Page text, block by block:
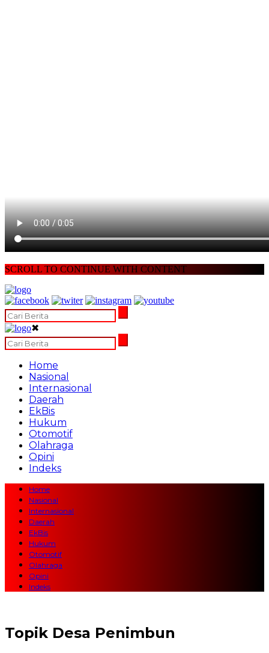
SCROLL TO CONTINUE WITH CONTENT
✖
Home
Nasional
Internasional
Daerah
EkBis
Hukum
Otomotif
Olahraga
Opini
Indeks
Home
Nasional
Internasional
Daerah
EkBis
Hukum
Otomotif
Olahraga
Opini
Indeks
Topik Desa Penimbun